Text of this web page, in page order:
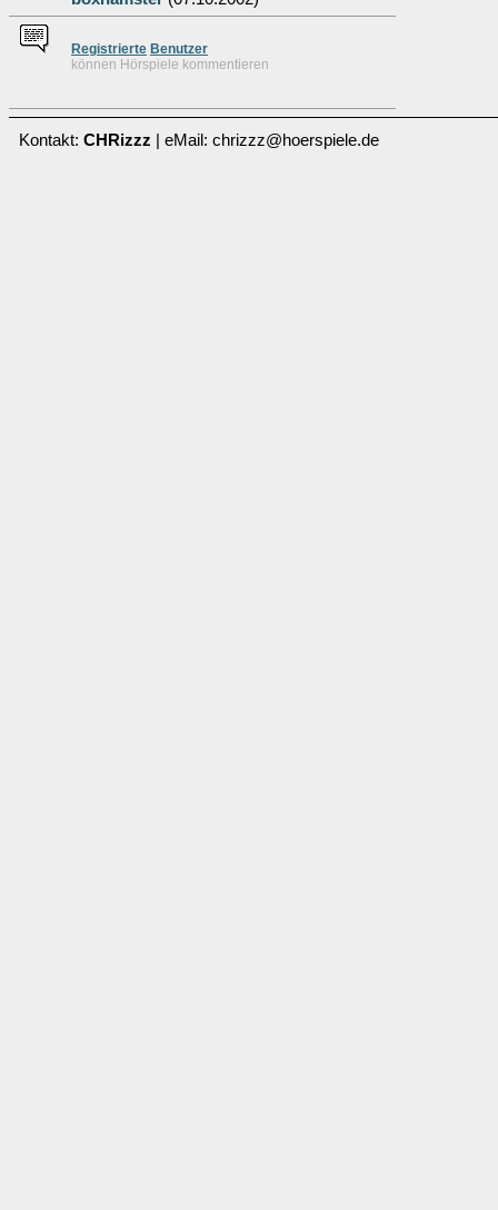
Registrierte Benutzer
können Hörspiele kommentieren
Kontakt: CHRizzz | eMail: chrizzz@hoerspiele.de